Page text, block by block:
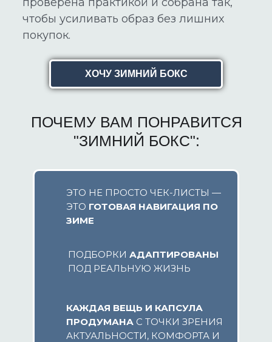
ХОЧУ ЗИМНИЙ БОКС
чтобы усиливать образ без лишних
покупок.
ПОЧЕМУ ВАМ ПОНРАВИТСЯ
"ЗИМНИЙ БОКС":
ЭТО НЕ ПРОСТО ЧЕК-ЛИСТЫ —
ЭТО ГОТОВАЯ НАВИГАЦИЯ ПО
ЗИМЕ
ПОДБОРКИ АДАПТИРОВАНЫ
ПОД РЕАЛЬНУЮ ЖИЗНЬ
КАЖДАЯ ВЕЩЬ И КАПСУЛА
ПРОДУМАНА С ТОЧКИ ЗРЕНИЯ
АКТУАЛЬНОСТИ, КОМФОРТА И